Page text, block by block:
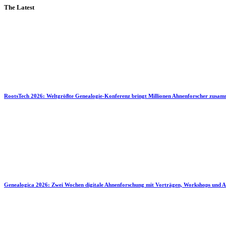
The Latest
RootsTech 2026: Weltgrößte Genealogie-Konferenz bringt Millionen Ahnenforscher
Genealogica 2026: Zwei Wochen digitale Ahnenforschung mit Vorträgen, Workshops und